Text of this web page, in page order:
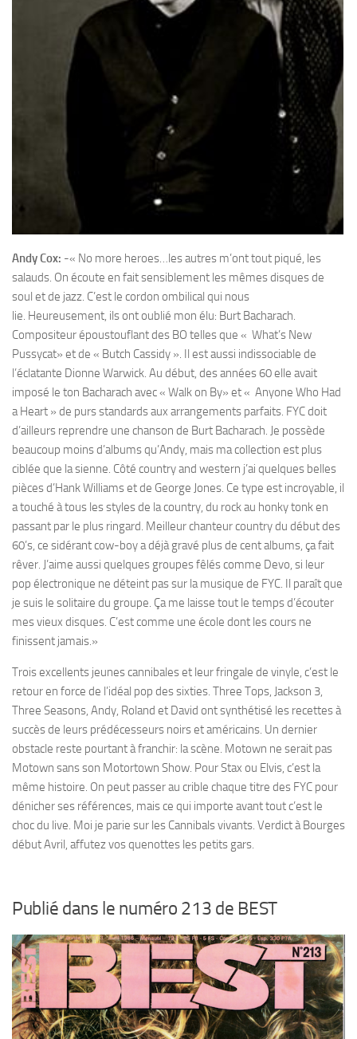
Andy Cox: -« No more heroes…les autres m’ont tout piqué, les
salauds. On écoute en fait sensiblement les mêmes disques de
soul et de jazz. C’est le cordon ombilical qui nous
lie. Heureusement, ils ont oublié mon élu: Burt Bacharach.
Compositeur époustouflant des BO telles que « What’s New
Pussycat» et de « Butch Cassidy ». Il est aussi indissociable de
l’éclatante Dionne Warwick. Au début, des années 60 elle avait
imposé le ton Bacharach avec « Walk on By» et « Anyone Who Had
a Heart » de purs standards aux arrangements parfaits. FYC doit
d’ailleurs reprendre une chanson de Burt Bacharach. Je possède
beaucoup moins d’albums qu’Andy, mais ma collection est plus
ciblée que la sienne. Côté country and western j’ai quelques belles
pièces d’Hank Williams et de George Jones. Ce type est incroyable, il
a touché à tous les styles de la country, du rock au honky tonk en
passant par le plus ringard. Meilleur chanteur country du début des
60’s, ce sidérant cow-boy a déjà gravé plus de cent albums, ça fait
rêver. J’aime aussi quelques groupes fêlés comme Devo, si leur
pop électronique ne déteint pas sur la musique de FYC. Il paraît que
je suis le solitaire du groupe. Ça me laisse tout le temps d’écouter
mes vieux disques. C’est comme une école dont les cours ne
finissent jamais.»
Trois excellents jeunes cannibales et leur fringale de vinyle, c’est le
retour en force de l’idéal pop des sixties. Three Tops, Jackson 3,
Three Seasons, Andy, Roland et David ont synthétisé les recettes à
succès de leurs prédécesseurs noirs et américains. Un dernier
obstacle reste pourtant à franchir: la scène. Motown ne serait pas
Motown sans son Motortown Show. Pour Stax ou Elvis, c’est la
même histoire. On peut passer au crible chaque titre des FYC pour
dénicher ses références, mais ce qui importe avant tout c’est le
choc du live. Moi je parie sur les Cannibals vivants. Verdict à Bourges
début Avril, affutez vos quenottes les petits gars.
Publié dans le numéro 213 de BEST